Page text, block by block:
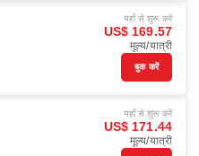
यहाँ से शुरू करें
US$ 169.57
मूल्य/यात्री
बुक करें
यहाँ से शुरू करें
US$ 171.44
मूल्य/यात्री